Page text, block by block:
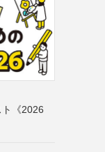
《2026